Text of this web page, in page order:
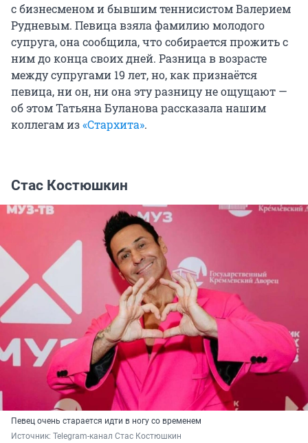
с бизнесменом и бывшим теннисистом Валерием
Рудневым. Певица взяла фамилию молодого
супруга, она сообщила, что собирается прожить с
ним до конца своих дней. Разница в возрасте
между супругами 19 лет, но, как признаётся
певица, ни он, ни она эту разницу не ощущают —
об этом Татьяна Буланова рассказала нашим
коллегам из«Стархита».
Стас Костюшкин
Певец очень старается идти в ногу со временем
Источник: Telegram-канал Стас Костюшкин